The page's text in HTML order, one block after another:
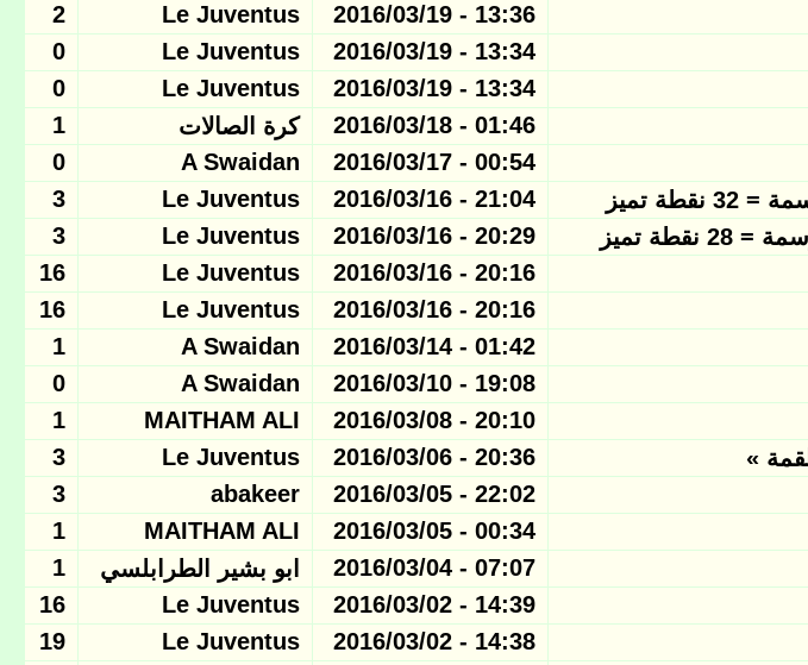
13:36 - 2016/03/19
Le Juventus
2
13:34 - 2016/03/19
Le Juventus
0
13:34 - 2016/03/19
Le Juventus
0
01:46 - 2016/03/18 كرة الصالات
1
00:54 - 2016/03/17
A Swaidan
0
21:04 - 2016/03/16
Le Juventus
3
20:29 - 2016/03/16
Le Juventus
3
20:16 - 2016/03/16
Le Juventus
16
20:16 - 2016/03/16
Le Juventus
16
01:42 - 2016/03/14
A Swaidan
1
19:08 - 2016/03/10
A Swaidan
0
20:10 - 2016/03/08
MAITHAM ALI
1
20:36 - 2016/03/06
Le Juventus
3
22:02 - 2016/03/05
abakeer
3
00:34 - 2016/03/05
MAITHAM ALI
1
07:07 - 2016/03/04 ابو بشير الطرابلسي
1
14:39 - 2016/03/02
Le Juventus
16
14:38 - 2016/03/02
Le Juventus
19